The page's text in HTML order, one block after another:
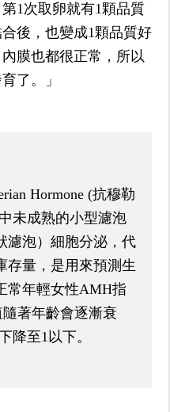
1次取卵就有1顆品質
後，也變成1顆品質好
膜也都很正常，所以
了。」
Hormone (抗穆勒
未成熟的小型濾泡
濾泡）細胞分泌，代
存量，是用來預測生
常年輕女性AMH指
著年齡會逐漸衰
降至1以下。